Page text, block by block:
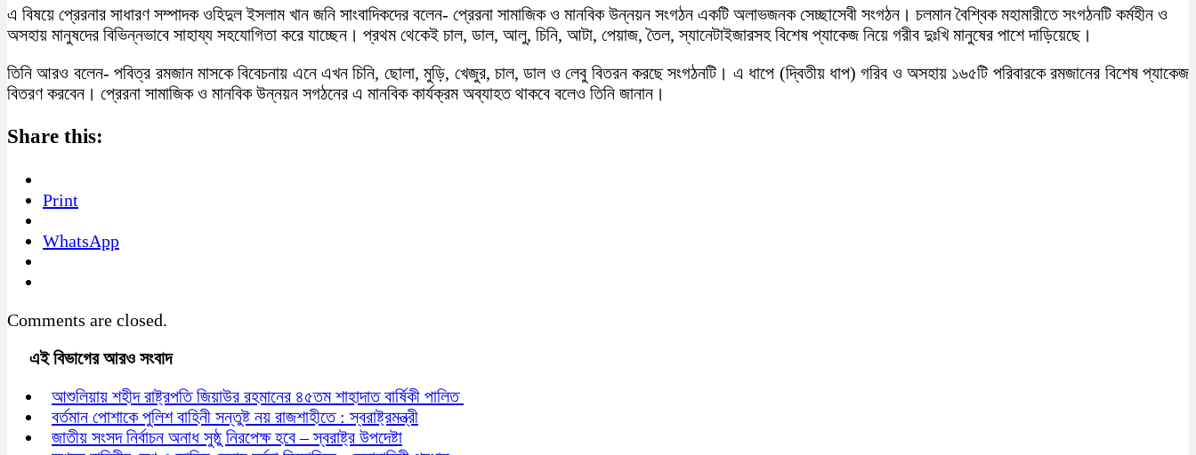
এ বিষয়ে প্রেরনার সাধারণ সম্পাদক ওহিদুল ইসলাম খান জনি সাংবাদিকদের বলেন- প্রেরনা সামাজিক ও মানবিক উন্নয়ন সংগঠন একটি অলাভজনক সেচ্ছাসেবী সংগঠন। চলমান বৈশ্বিক মহামারীতে সংগঠনটি কর্মহীন ও
অসহায় মানুষদের বিভিন্নভাবে সাহায্য সহযোগিতা করে যাচ্ছেন। প্রথম থেকেই চাল, ডাল, আলু, চিনি, আটা, পেয়াজ, তৈল, স্যানেটাইজারসহ বিশেষ প্যাকেজ নিয়ে গরীব দুঃখি মানুষের পাশে দাড়িয়েছে।
তিনি আরও বলেন- পবিত্র রমজান মাসকে বিবেচনায় এনে এখন চিনি, ছোলা, মুড়ি, খেজুর, চাল, ডাল ও লেবু বিতরন করছে সংগঠনটি। এ ধাপে (দ্বিতীয় ধাপ) গরিব ও অসহায় ১৬৫টি পরিবারকে রমজানের বিশেষ প্যাকেজ
বিতরণ করবেন। প্রেরনা সামাজিক ও মানবিক উন্নয়ন সগঠনের এ মানবিক কার্যক্রম অব্যাহত থাকবে বলেও তিনি জানান।
Share this:
Print
WhatsApp
Comments are closed.
এই বিভাগের আরও সংবাদ
আশুলিয়ায় শহীদ রাষ্ট্রপতি জিয়াউর রহমানের ৪৫তম শাহাদাত বার্ষিকী পালিত
বর্তমান পোশাকে পুলিশ বাহিনী সন্তুষ্ট নয় রাজশাহীতে : স্বরাষ্ট্রমন্ত্রী
জাতীয় সংসদ নির্বাচন অনাধ সুষ্ঠু নিরপেক্ষ হবে – স্বরাষ্ট্র উপদেষ্টা